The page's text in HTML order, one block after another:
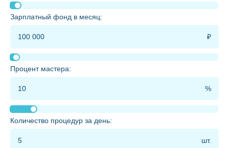
Зарплатный фонд в месяц:
Процент мастера:
Количество процедур за день: